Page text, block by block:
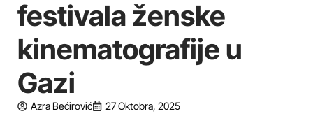
festivala ženske
kinematografije u
Gazi
Azra Bećirović 27 Oktobra, 2025